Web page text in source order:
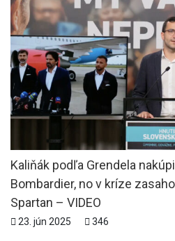
Kaliňák podľa Grendela
Bombardier, no v kríze
Spartan – VIDEO
23. jún 2025 346